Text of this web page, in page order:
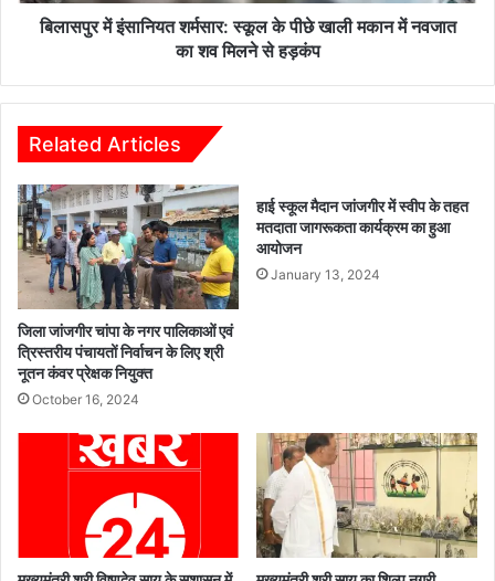
ह
में
भ
व्य
स्वा
ग
त
:
स्कू
ल
के
पी
छे
ली
म
का
न
श
बिलासपुर में इंसानियत शर्मसार: स्कूल के पीछे खाली मकान में नवजात
का शव मिलने से हड़कंप
Related Articles
जिला जांजगीर चांपा के नगर पालिकाओं एवं
त्रिस्तरीय पंचायतों निर्वाचन के लिए श्री
नूतन कंवर प्रेक्षक नियुक्त
October 16, 2024
हाई स्कूल मैदान जांजगीर में स्वीप के तहत
मतदाता जागरूकता कार्यक्रम का हुआ
आयोजन
January 13, 2024